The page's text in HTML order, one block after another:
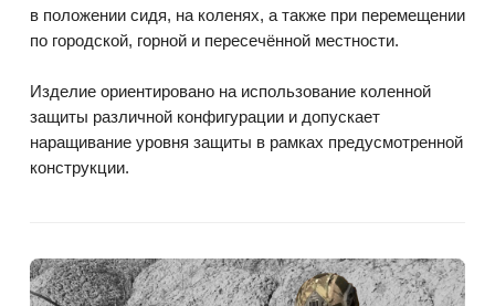
в положении сидя, на коленях, а также при перемещении
по городской, горной и пересечённой местности.
Изделие ориентировано на использование коленной
защиты различной конфигурации и допускает
наращивание уровня защиты в рамках предусмотренной
конструкции.